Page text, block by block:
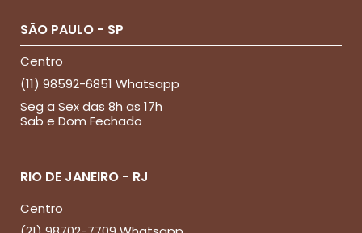
SÃO PAULO - SP
Centro
(11) 98592-6851 Whatsapp
Seg a Sex das 8h as 17h
Sab e Dom Fechado
RIO DE JANEIRO - RJ
Centro